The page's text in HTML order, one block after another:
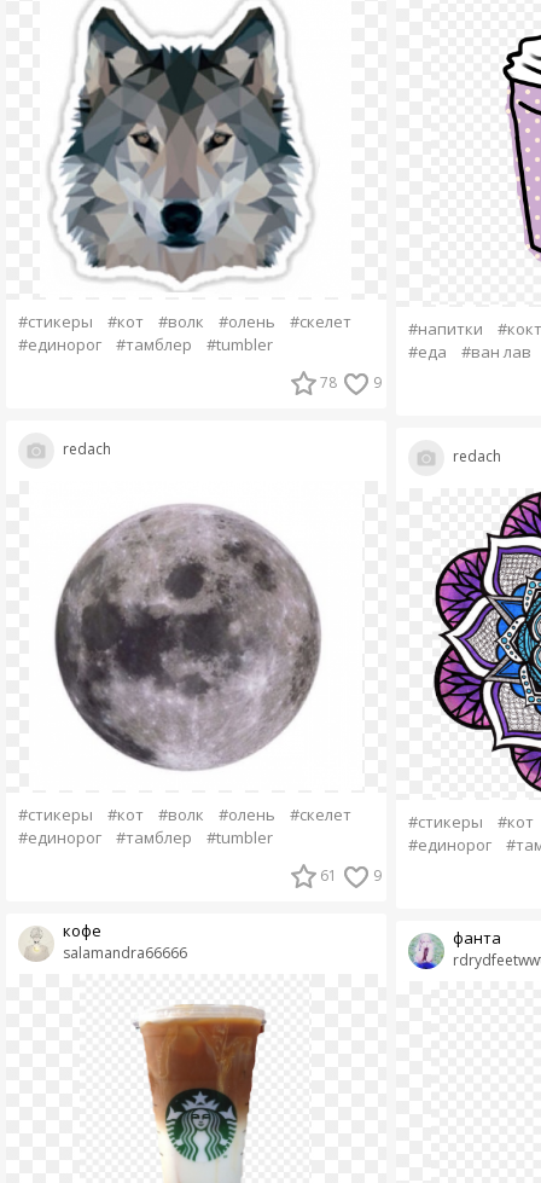
#стикеры #кот #волк #олень
#скелет
#единорог
#тамблер #tumbler
78 9
redach
#стикеры #кот #волк #олень
#скелет
#единорог
#тамблер #tumbler
61 9
salamandra66666
кофе
#напитки
#еда
#ван лав
redach
#стикеры
#кот
#единорог
фанта